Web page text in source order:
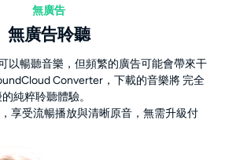
無廣告
無廣告聆聽
以暢聽音樂，但頻繁的廣告可能會帶來干
Converter，下載的音樂將 完全
純粹聆聽體驗。
享受流暢播放與清晰原音，無需升級付